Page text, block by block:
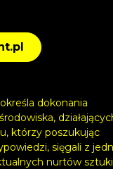
dokonania
którzy poszukując
sięgali z
nurtów sztuki